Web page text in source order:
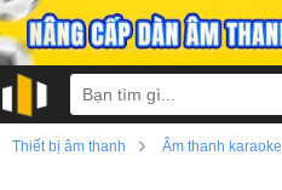
Thiết bị âm thanh › Âm thanh karaoke